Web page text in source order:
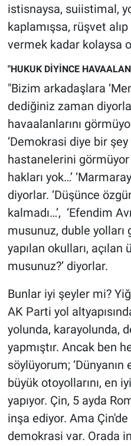
istisnaysa, suiistimal,
kaplamışsa, rüşvet
vermek kadar kolaysa
"HUKUK DİYİNCE
"Bizim arkadaşlara
dediğiniz zaman diyorlar
havaalanlarını
‘Demokrasi diye bir şey
hastanelerini görmüyor
hakları yok…’
diyorlar. ‘Düşünce
kalmadı…’, ‘Efendim
musunuz, duble
yapılan okulları,
musunuz?’ diyorlar.
Bunlar iyi şeyler mi?
AK Parti yol
yolunda, karayolunda,
yapmıştır. Ancak ben
söylüyorum; ‘Dünyanın
büyük otoyollarını, en
yapıyor. Çin, 5 ayda
inşa ediyor. Ama
demokrasi var. Orada